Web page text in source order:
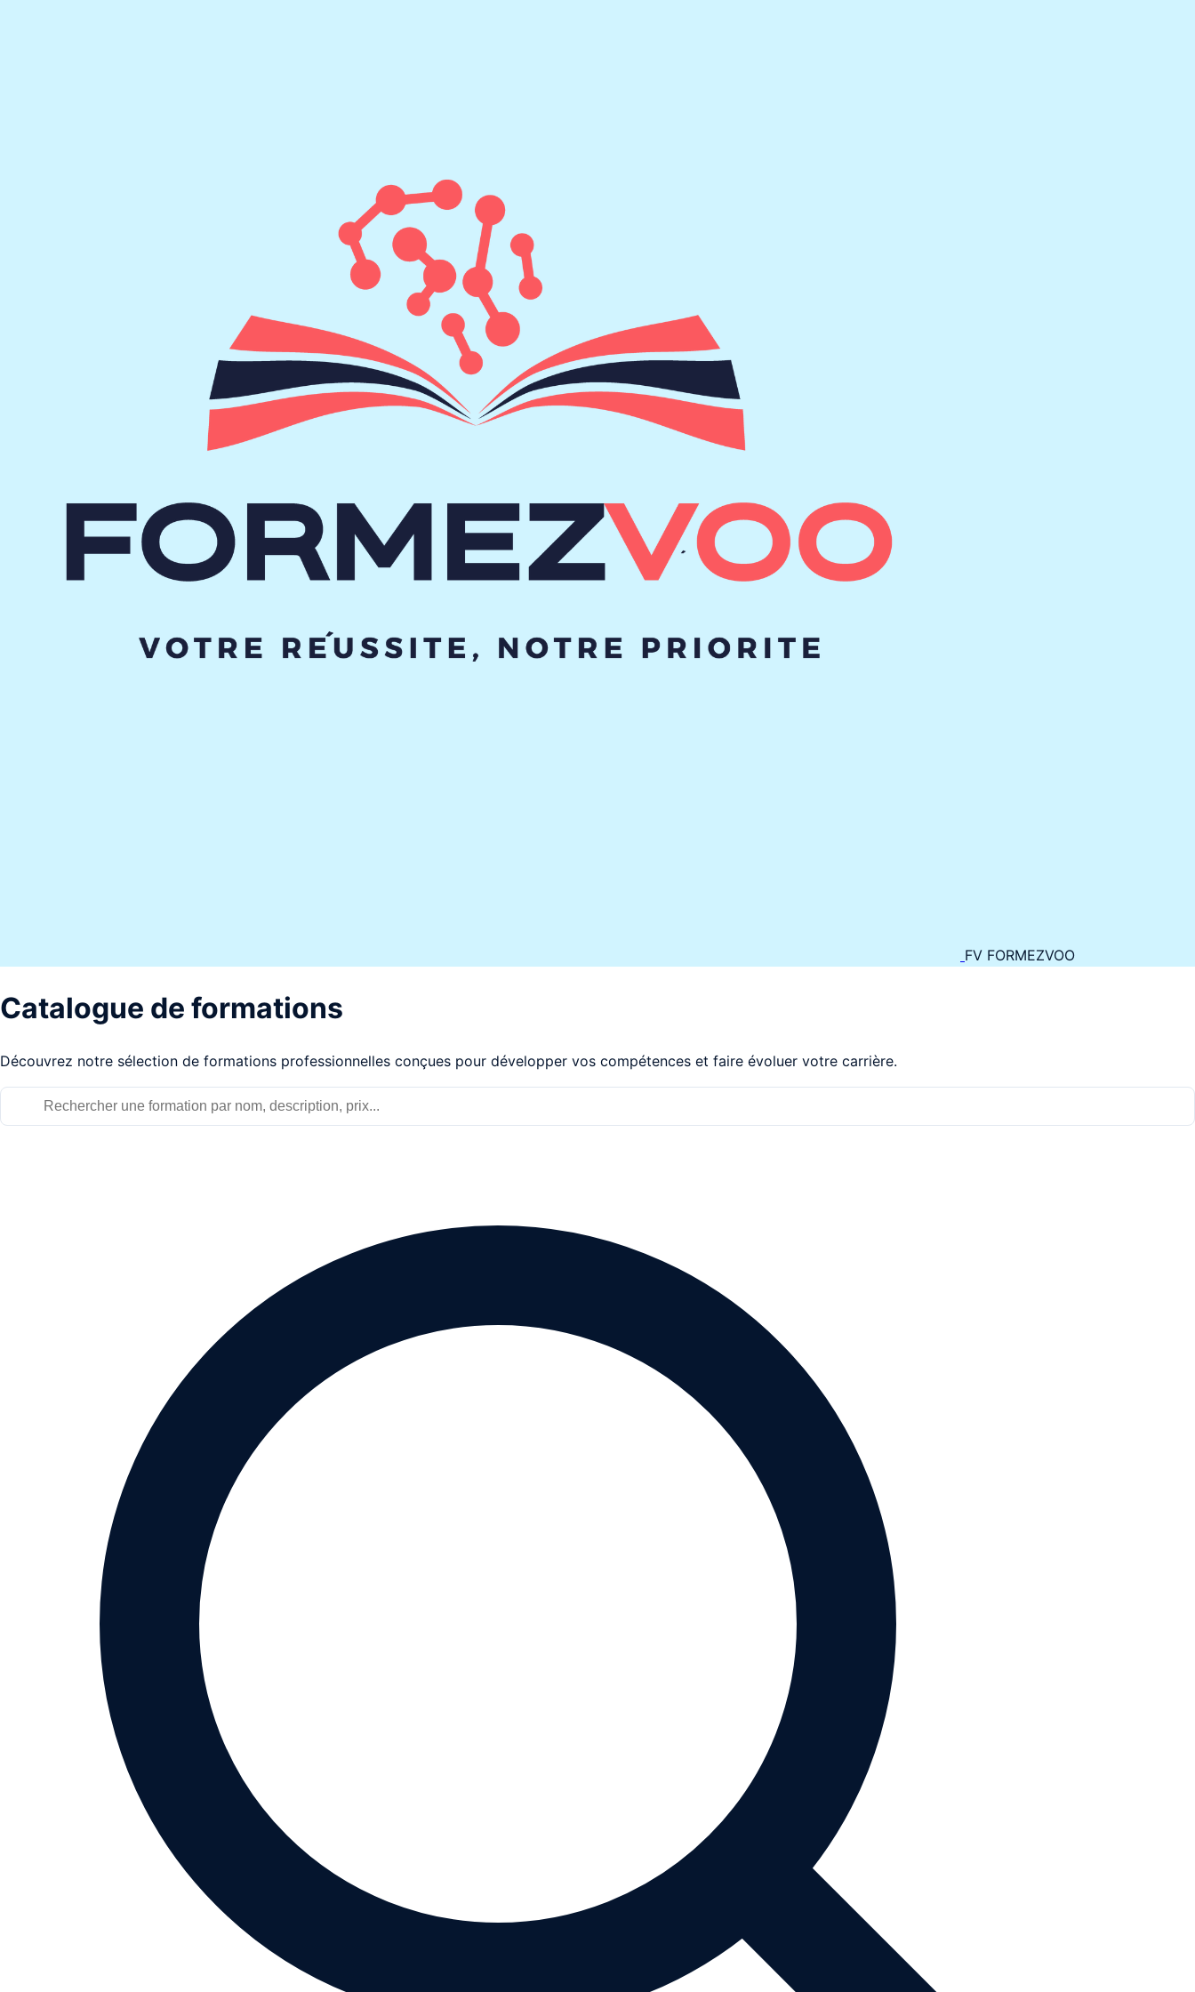
FV FORMEZVOO
Catalogue de formations
Découvrez notre sélection de formations professionnelles conçues pour développer vos compétences et faire évoluer votre carrière.